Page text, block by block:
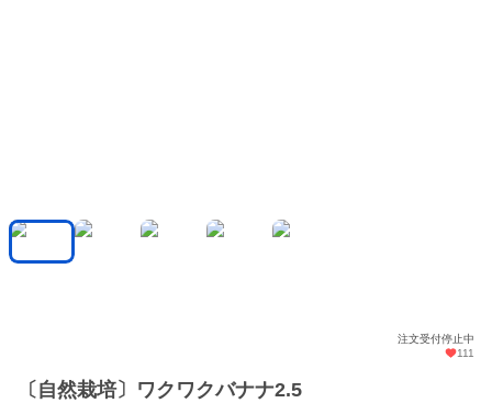
注文受付停止中
111
〔自然栽培〕ワクワクバナナ2.5